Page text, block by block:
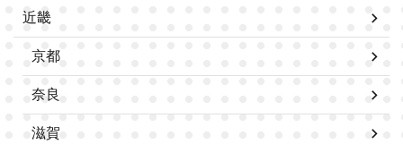
近畿
京都
奈良
滋賀